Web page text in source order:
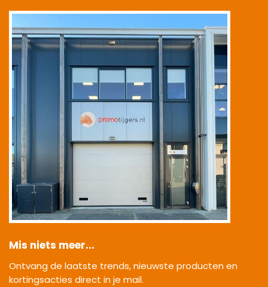
Mis niets meer...
Ontvang de laatste trends, nieuwste producten en
kortingsacties direct in je mail.